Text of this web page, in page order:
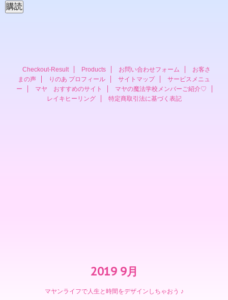
ル
Checkout-Result Products お問い合わせフォーム
お客さ
まの声
りのあ プロフィール サイトマップ
サービスメニュ
ー
マヤ おすすめのサイト
マヤの魔法学校メンバーご紹介♡
レイキヒーリング
特定商取引法に基づく表記
2019 9月
マヤンライフで人生と時間をデザインしちゃおう ♪